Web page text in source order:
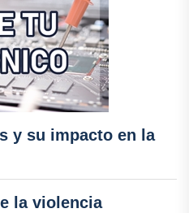
y su impacto en la
la violencia